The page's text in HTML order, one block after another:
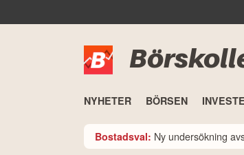
NYHETER BÖRSEN
Bostadsval: Ny undersökning